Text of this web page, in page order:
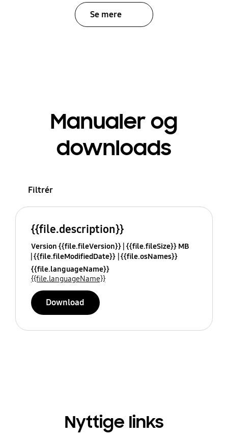
Se mere
Manualer og
downloads
Filtrér
{{file.description}}
Version {{file.fileVersion}} {{file.fileSize}} MB
{{file.fileModifiedDate}} {{file.osNames}}
{{file.languageName}}
{{file.languageName}}
Download
Nyttige links